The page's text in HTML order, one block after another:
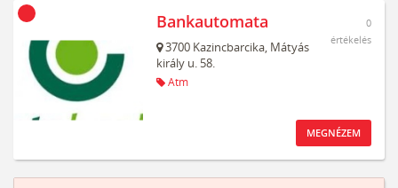
Bankautomata
3700 Kazincbarcika, Mátyás
király u. 58.
Atm
0
értékelés
MEGNÉZEM